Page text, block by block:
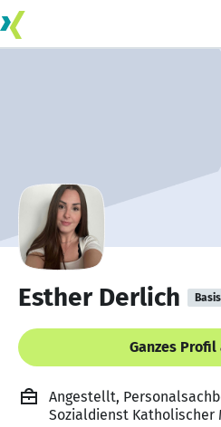
Esther Derlich Basis
Ganzes Profil
Angestellt,
Sozialdienst Katholischer